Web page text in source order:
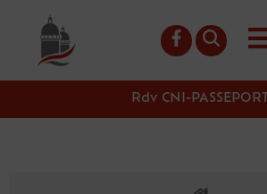
principal
Rdv CNI-PASSEPORT